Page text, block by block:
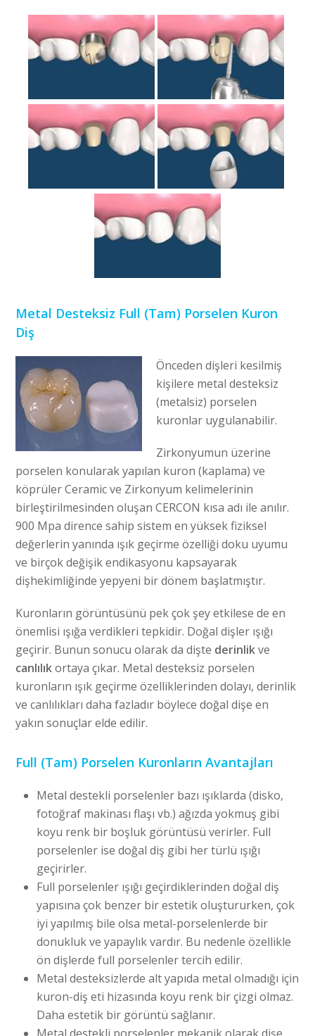
Metal Desteksiz Full (Tam) Porselen Kuron
Diş
Önceden dişleri kesilmiş
kişilere metal desteksiz
(metalsiz) porselen
kuronlar uygulanabilir.
Zirkonyumun üzerine
porselen konularak yapılan kuron (kaplama) ve
köprüler Ceramic ve Zirkonyum kelimelerinin
birleştirilmesinden oluşan CERCON kısa adı ile anılır.
900 Mpa dirence sahip sistem en yüksek fiziksel
değerlerin yanında ışık geçirme özelliği doku uyumu
ve birçok değişik endikasyonu kapsayarak
dişhekimliğinde yepyeni bir dönem başlatmıştır.
Kuronların görüntüsünü pek çok şey etkilese de en
önemlisi ışığa verdikleri tepkidir. Doğal dişler ışığı
geçirir. Bunun sonucu olarak da dişte derinlikve
canlılıkortaya çıkar. Metal desteksiz porselen
kuronların ışık geçirme özelliklerinden dolayı, derinlik
ve canlılıkları daha fazladır böylece doğal dişe en
yakın sonuçlar elde edilir.
Full (Tam) Porselen Kuronların Avantajları
Metal destekli porselenler bazı ışıklarda (disko,
fotoğraf makinası flaşı vb.) ağızda yokmuş gibi
koyu renk bir boşluk görüntüsü verirler. Full
porselenler ise doğal diş gibi her türlü ışığı
geçirirler.
Full porselenler ışığı geçirdiklerinden doğal diş
yapısına çok benzer bir estetik oluştururken, çok
iyi yapılmış bile olsa metal-porselenlerde bir
donukluk ve yapaylık vardır. Bu nedenle özellikle
ön dişlerde full porselenler tercih edilir.
Metal desteksizlerde alt yapıda metal olmadığı için
kuron-diş eti hizasında koyu renk bir çizgi olmaz.
Daha estetik bir görüntü sağlanır.